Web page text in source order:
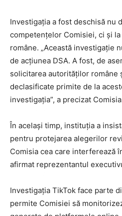
Investigația a fost deschisă nu
competențelor Comisiei, ci și
române. „Această investigație
de acțiunea DSA. A fost, de
solicitarea autorităților române
declasificate primite de la
investigația”, a precizat
În același timp, instituția a
pentru protejarea alegerilor
Comisia cea care interferează
afirmat reprezentantul
Investigația TikTok face parte
permite Comisiei să